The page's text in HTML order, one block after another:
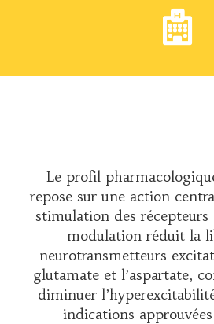
Le profil
repose sur une action
stimulation des
modulation réduit la
neurotransmetteurs
glutamate et l’aspartate,
diminuer
indications